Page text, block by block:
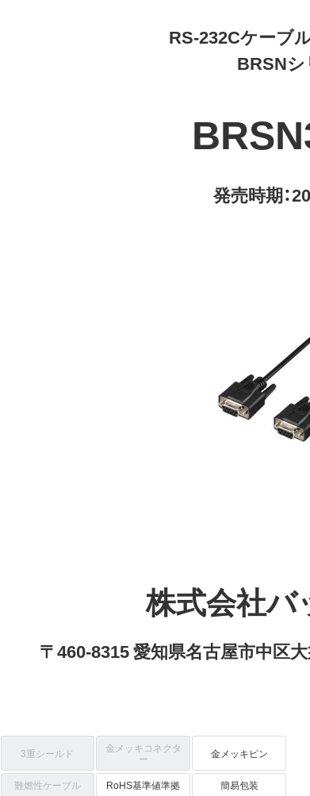
RS-232Cケーブ
BRSN
発売時期：
株式会社バ
〒460-8315 愛知県名古屋市中区
3重シールド 金メッキコネクタ
ー 金メッキピン
難燃性ケーブル RoHS基準値準拠 簡易包装